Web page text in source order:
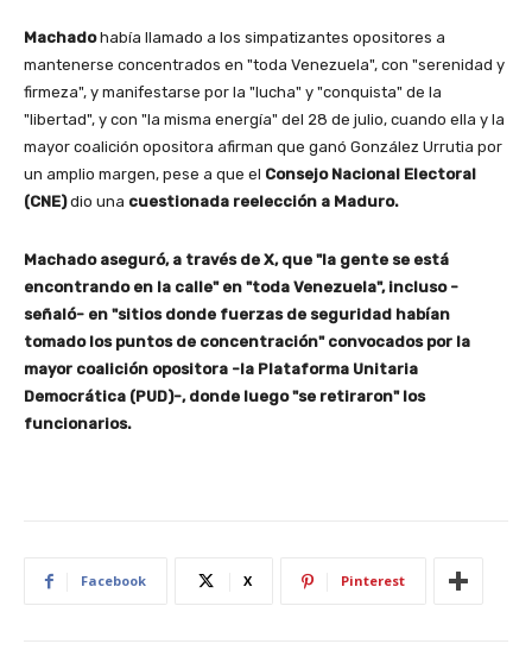
Machadohabía llamado a los simpatizantes opositores a
mantenerse concentrados en "toda Venezuela", con "serenidad y
firmeza", y manifestarse por la "lucha" y "conquista" de la
"libertad", y con "la misma energía" del 28 de julio, cuando ella y la
mayor coalición opositora afirman que ganó González Urrutia por
un amplio margen, pese a que el Consejo Nacional Electoral
(CNE)dio una cuestionada reelección a Maduro.
Machado aseguró, a través de X, que "la gente se está
encontrando en la calle" en "toda Venezuela", incluso -
señaló- en "sitios donde fuerzas de seguridad habían
tomado los puntos de concentración" convocados por la
mayor coalición opositora -la Plataforma Unitaria
Democrática (PUD)-, donde luego "se retiraron" los
funcionarios.
Facebook X Pinterest